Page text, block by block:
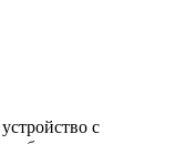
с